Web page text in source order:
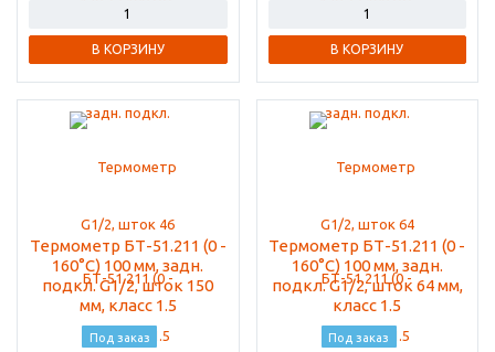
В КОРЗИНУ В КОРЗИНУ
Термометр БТ-51.211 (0 -
160°С) 100 мм, задн.
подкл. G1/2, шток 150
мм, класс 1.5
Под заказ
Термометр БТ-51.211 (0 -
160°С) 100 мм, задн.
подкл. G1/2, шток 64 мм,
класс 1.5
Под заказ